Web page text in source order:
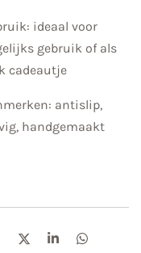
ideaal voor
gebruik of als
cadeautje
antislip,
handgemaakt
D
S
D